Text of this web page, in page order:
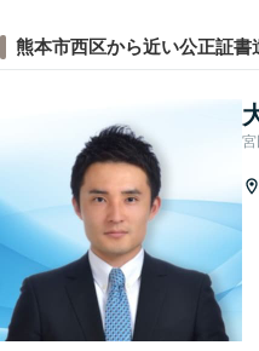
熊本市西区から近い公正証